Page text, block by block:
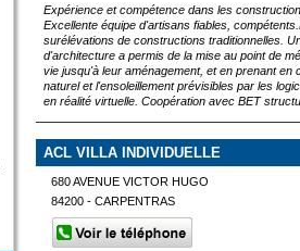
Expérience et compétence dans les
Excellente équipe d'artisans fiables,
surélévations de constructions traditionnelles.
d'architecture a permis de la mise au point de
vie jusqu'à leur aménagement, et en prenant
naturel et l'ensoleillement prévisibles par les
en réalité virtuelle. Coopération avec BET
ACL VILLA INDIVIDUELLE
680 AVENUE VICTOR HUGO
84200 - CARPENTRAS